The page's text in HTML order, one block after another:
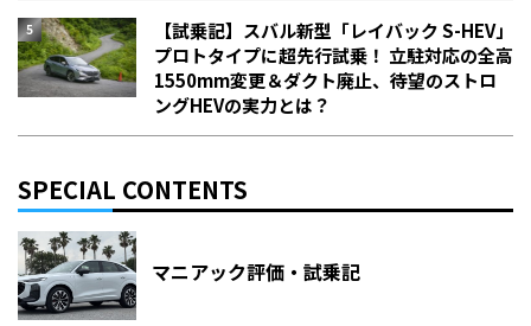
【試乗記】スバル新型「レイバック S-HEV」
プロトタイプに超先行試乗！ 立駐対応の全高
1550mm変更＆ダクト廃止、待望のストロ
ングHEVの実力とは？
SPECIAL CONTENTS
マニアック評価・試乗記